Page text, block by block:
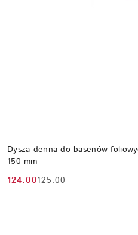
Dysza denna do basenów
150 mm
Cena
124.00
Cena
125.00